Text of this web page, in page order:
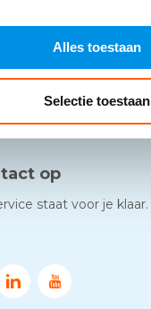
Alles toestaan
Selectie toestaan
op
staat voor je klaar.